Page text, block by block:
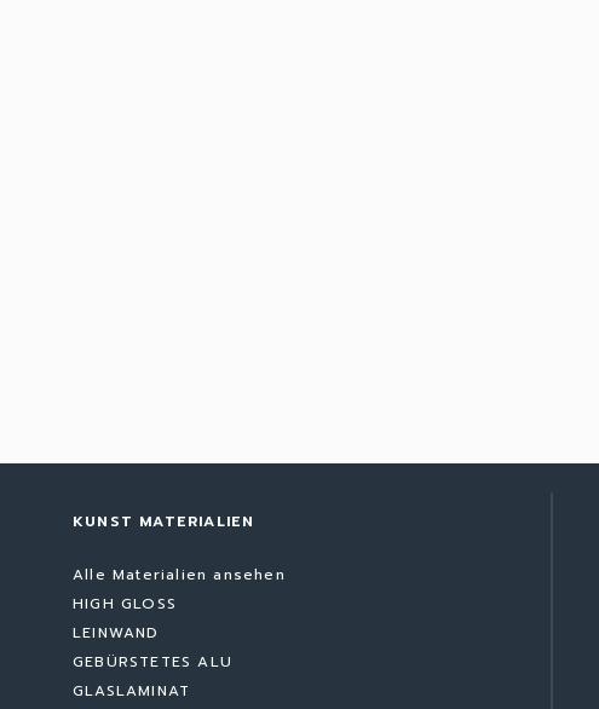
KUNST MATERIALIEN
Alle Materialien ansehen
HIGH GLOSS
LEINWAND
GEBÜRSTETES ALU
GLASLAMINAT